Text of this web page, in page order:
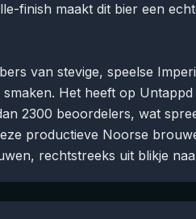
finish maakt dit bier een
van stevige, speelse
Het heeft op Untappd
2300 beoordelers, wat
productieve Noorse
rechtstreeks uit blikje